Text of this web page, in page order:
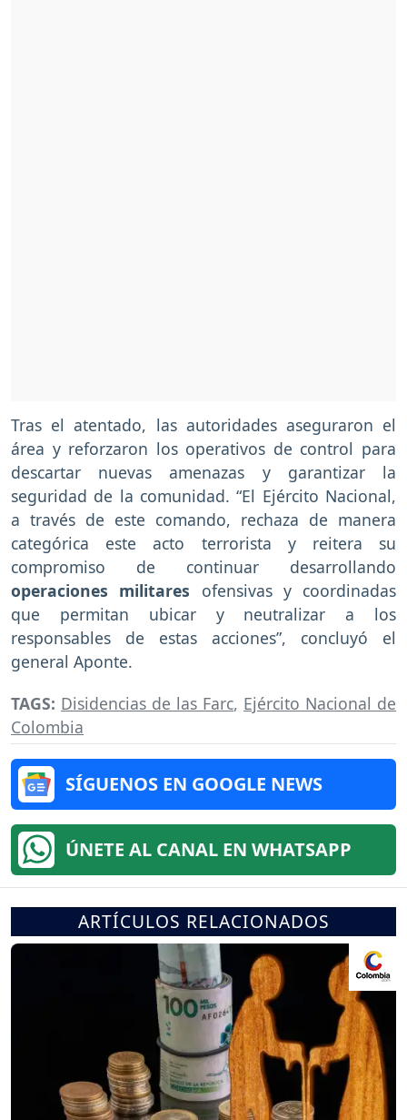
Tras el atentado, las autoridades aseguraron el
área y reforzaron los operativos de control para
descartar nuevas amenazas y garantizar la
seguridad de la comunidad. “El Ejército Nacional,
a través de este comando, rechaza de manera
categórica este acto terrorista y reitera su
compromiso de continuar desarrollando
operaciones militares ofensivas y coordinadas
que permitan ubicar y neutralizar a los
responsables de estas acciones”, concluyó el
general Aponte.
TAGS: Disidencias de las Farc, Ejército Nacional de
Colombia
SÍGUENOS EN GOOGLE NEWS
ÚNETE AL CANAL EN WHATSAPP
ARTÍCULOS RELACIONADOS